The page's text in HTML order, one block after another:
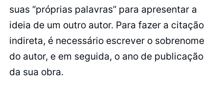
suas “próprias palavras” para apresentar a
ideia de um outro autor. Para fazer a citação
indireta, é necessário escrever o sobrenome
do autor, e em seguida, o ano de publicação
da sua obra.